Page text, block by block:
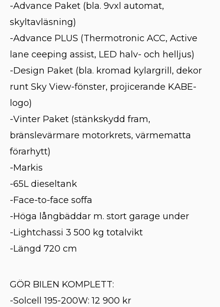
-Advance Paket (bla. 9vxl automat,
skyltavläsning)
-Advance PLUS (Thermotronic ACC, Active
lane ceeping assist, LED halv- och helljus)
-Design Paket (bla. kromad kylargrill, dekor
runt Sky View-fönster, projicerande KABE-
logo)
-Vinter Paket (stänkskydd fram,
bränslevärmare motorkrets, värmematta
förarhytt)
-Markis
-65L dieseltank
-Face-to-face soffa
-Höga långbäddar m. stort garage under
-Lightchassi 3 500 kg totalvikt
-Längd 720 cm
GÖR BILEN KOMPLETT:
-Solcell 195-200W: 12 900 kr